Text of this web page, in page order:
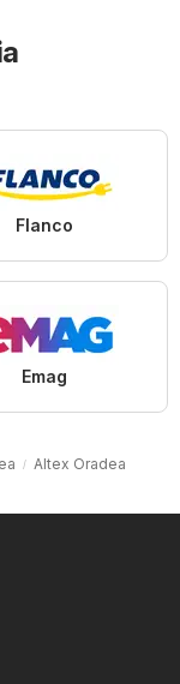
Flanco
Emag
Altex Oradea